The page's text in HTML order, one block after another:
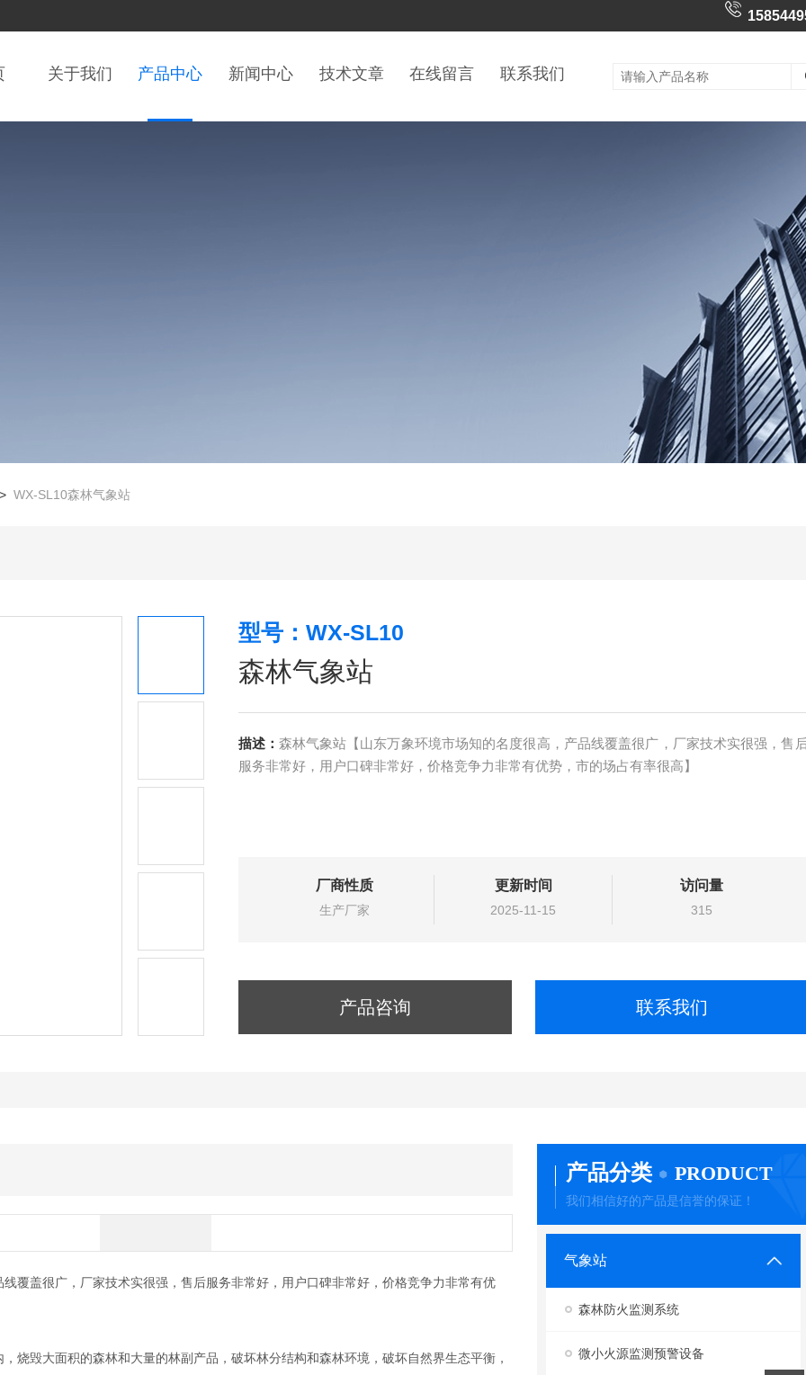
关于我们 产品中心 新闻中心 技术文章 在线留言 联系我们
WX-SL10森林气象站
型号：WX-SL10
森林气象站
描述： 森林气象站【山东万象环境市场知的名度很高，产品线覆盖很广，厂家技术实很强，售
服务非常好，用户口碑非常好，价格竞争力非常有优势，市的场占有率很高】
厂商性质
生产厂家
更新时间
2025-11-15
访问量
315
产品咨询 联系我们
覆盖很广，厂家技术实很强，售后服务非常好，用户口碑非常好，价格竞争力非常有优
毁大面积的森林和大量的林副产品，破坏林分结构和森林环境，破坏自然界生态平衡，
产品分类 PRODUCT
我们相信好的产品是信誉的保证！
气象站
森林防火监测系统
微小火源监测预警设备